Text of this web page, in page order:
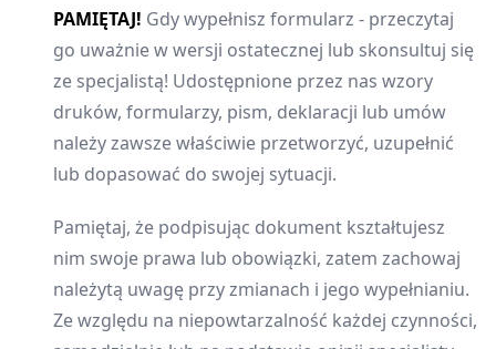
PAMIĘTAJ! Gdy wypełnisz formularz - przeczytaj
go uważnie w wersji ostatecznej lub skonsultuj się
ze specjalistą! Udostępnione przez nas wzory
druków, formularzy, pism, deklaracji lub umów
należy zawsze właściwie przetworzyć, uzupełnić
lub dopasować do swojej sytuacji.
Pamiętaj, że podpisując dokument kształtujesz
nim swoje prawa lub obowiązki, zatem zachowaj
należytą uwagę przy zmianach i jego wypełnianiu.
Ze względu na niepowtarzalność każdej czynności,